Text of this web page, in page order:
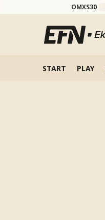
OMXS30
START PLAY